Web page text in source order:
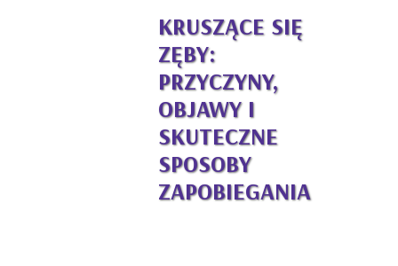
KRUSZĄCE SIĘ
ZĘBY:
PRZYCZYNY,
OBJAWY I
SKUTECZNE
SPOSOBY
ZAPOBIEGANIA